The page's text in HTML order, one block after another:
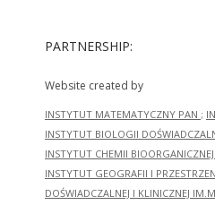
PARTNERSHIP:
Website created by
INSTYTUT MATEMATYCZNY PAN ;
INSTYTUT BIOLOGII
INSTYTUT CHEMII
INSTYTUT GEOGRAFII I
DOŚWIADCZALNEJ I KLINICZNEJ